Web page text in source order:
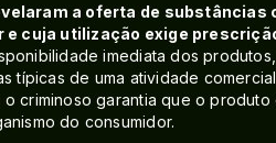
a oferta de
e cuja utilização exige
imediata dos
típicas de uma atividade
criminoso garantia que o
do consumidor.